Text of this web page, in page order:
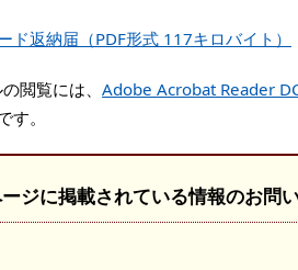
ド返納届（PDF形式 117キロバイト）
閲覧には、 Adobe Acrobat Reader
す。
ジに掲載されている情報のお問